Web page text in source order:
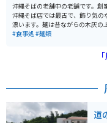
沖縄そばの老舗中の老舗です。創
沖縄そば店では最古で、飾り気の
漂います。麺は昔ながらの木灰の
ち自家製麺となっています。伝統
り、本場カツオだしも逸品、そ
#食事処 #麺類
道